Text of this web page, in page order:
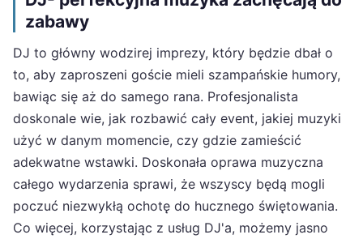
zabawy
DJ to główny wodzirej imprezy, który będzie dbał o
to, aby zaproszeni goście mieli szampańskie humory,
bawiąc się aż do samego rana. Profesjonalista
doskonale wie, jak rozbawić cały event, jakiej muzyki
użyć w danym momencie, czy gdzie zamieścić
adekwatne wstawki. Doskonała oprawa muzyczna
całego wydarzenia sprawi, że wszyscy będą mogli
poczuć niezwykłą ochotę do hucznego świętowania.
Co więcej, korzystając z usług DJ'a, możemy jasno